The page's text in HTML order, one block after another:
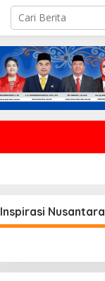
Inspirasi Nusantara